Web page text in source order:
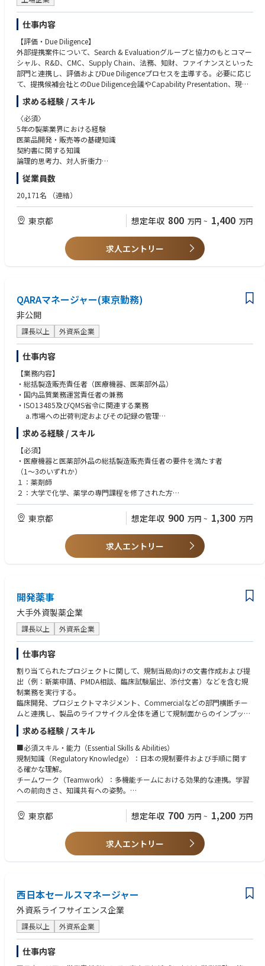
仕事内容
【評価・Due Diligence】
外部提携案件について、Search & Evaluationグループと協力のもとコマー
シャル、R&D、CMC、Supply Chain、法務、知財、ファイナンスといった
部門と連携し、評価およびDue Diligenceプロセスを主導する。必要に応じ
て、提携候補会社とのDue Diligence会議やCapability Presentation、現地
訪問調査を行う。戦略、事業性、サイエンスの視点からの評価結果とその
背景・論拠を取りまとめるとともにグローバルビジネスデベロップメント
のシニアメンバーおよび経営への報告・提案をリードまたはサポートす
る。
【交渉・合意形成と締結】
外部提携案件の進め方や提携条件についてグローバルビジネスデベロップ
（R&D、CMC、Supply Chain、コマーシャルなどの部門）や経営と合意形
成の上、提携候補会社との交渉および提携契約締結をリードまたはサポー
トする。
【社内導出入戦略への関与】
論において、高い専門性と実践的知識に基づいたビジネスデベロップメン
トとしての視点を加えることで、より実現可能な導出入戦略の立案に貢献
求める経験 / スキル
〈必須〉
5年の製薬業界における経験
医薬品開発・販売等の基礎知識
契約書に関する知識
論理的思考力、対人折衝力
円滑に業務を遂行できる英語力
〈尚可〉
製薬企業におけるトランザクションの経験
従業員数
20,171名 （連結）
東京都 想定年収 800 万円 ~ 1,400 万円
求人エントリー
QARAマネージャー(東京勤務)
非公開
課長以上 外資系企業
仕事内容
【業務内容】
・総括製造販売責任者（医療機器、医薬部外品）
・国内品質業務運営責任者の兼務
・ISO13485及びQMS省令に関連する業務
a.市場への出荷判定およびその記録の管理
b.最終製品の保管場所の管理
c.薬機法で定める品質の合意文書の管理・更新
d.不適合品の取り扱い全般、回収対応
e.品質管理に必要な監査の対応（内部と外部）
f.SOPその他文書・記録の管理と維持
・QARA（品質保証・薬事）部門のマネジメント（現在は部下1名の予定）
・返品の再出荷判定
・製品廃止手続き
・同梱資材の調達管理
・海外との品質に関する窓口業務
・業許可の管理（海外及び国内）
・毒劇物取扱責任者
・品質管理に関する教育訓練
・海外品質部門とのコミュニケーション（英文の資料作成含む）
・その他状況に応じて上記に付随する業務
求める経験 / スキル
【必須】
・医療機器と医薬部外品の総括製造販売責任者の要件を満たす者
（1～3のいずれか）
１：薬剤師
２：大学で化学、薬学の専門課程を修了された方
３：医療機器・医薬品・再生医療製品の製販実務経験5年で、その後に医
療機器総括の資格を取得かつ、医薬品・化粧品・医薬部外品の製造実務経
験が3年ある方
東京都 想定年収 900 万円 ~ 1,300 万円
求人エントリー
開発薬事
大手外資製薬企業
課長以上 外資系企業
仕事内容
割り当てられたプロジェクトに関して、規制当局向けの文書作成および提
出（例：新薬申請、PMDA相談、臨床試験届出、添付文書）などを含む規
制業務を実行する。
臨床開発、プロジェクトマネジメント、Commercialなどの部門横断チー
ムと連携し、製品のライフサイクル全体を通じて規制面からのインプット
を提供する。
グローバル要件とローカル要件の両方を考慮したうえで、規制戦略をリー
ドし、実行する。
PMDA/MHLWおよび社内ステークホルダーと連携し、コミュニケーション
の円滑化、課題の解決、ならびに規制遵守の確保を行う。
割り当てられた製品／領域に関連する規制の変更や運用（実務）をモニタ
ー・解釈し、最新情報を関係チームへ共有する。
発・維持を支援する。
必要に応じて、部門内または部門横断の取り組みに参画し、業務の効率化
および規制業務の卓越性（regulatory excellence）を促進する。
求める経験 / スキル
■必須スキル・能力（Essential Skills & Abilities）
規制知識（Regulatory Knowledge）：日本の規制要件および手順に関す
る確かな理解。
チームワーク（Teamwork）：多機能チームにおける効果的な連携。学習
への前向きさ、知識共有への姿勢。
プロジェクトマネジメント（Project Management）：複数のプロジェク
トを扱い、タスクに優先順位をつけ、期日および品質基準を一貫して満た
す能力。
問題解決（Problem-Solving）：規制・業務上の課題を分析的かつ先回り
して特定し、解決するアプローチ。
コミュニケーション（Communication）：日本語での口頭・書面でのコ
コンプライアンス志向（Compliance Orientation）：細部への卓越した注
意力に加え、規制枠組みおよび業界要件への深い理解
東京都 想定年収 700 万円 ~ 1,200 万円
求人エントリー
西日本セールスマネージャー
外資系ライフサイエンス企業
課長以上 外資系企業
仕事内容